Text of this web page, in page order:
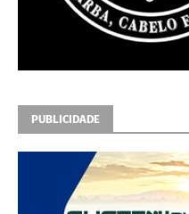
PUBLICIDADE